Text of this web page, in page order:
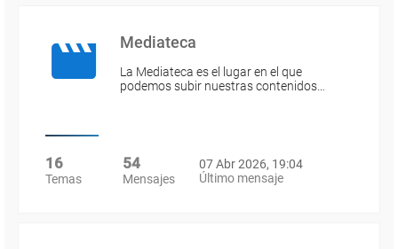
Mediateca
La Mediateca es el lugar en el que
podemos subir nuestras contenidos…
16
Temas
54
Mensajes
07 Abr 2026, 19:04
Último mensaje